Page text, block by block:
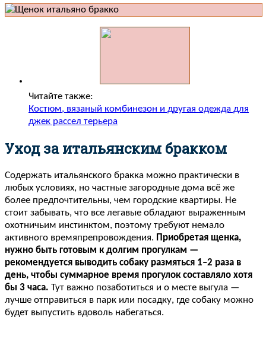
Читайте также:
Костюм, вязаный комбинезон и другая одежда для
джек рассел терьера
Уход за итальянским бракком
Содержать итальянского бракка можно практически в
любых условиях, но частные загородные дома всё же
более предпочтительны, чем городские квартиры. Не
стоит забывать, что все легавые обладают выраженным
охотничьим инстинктом, поэтому требуют немало
активного времяпрепровождения. Приобретая щенка,
нужно быть готовым к долгим прогулкам —
рекомендуется выводить собаку размяться 1–2 раза в
день, чтобы суммарное время прогулок составляло хотя
бы 3 часа. Тут важно позаботиться и о месте выгула —
лучше отправиться в парк или посадку, где собаку можно
будет выпустить вдоволь набегаться.